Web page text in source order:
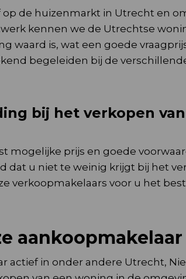
op de huizenmarkt in Utrecht en
kennen we de Utrechtse
waard is, wat een goede
begeleiden bij de
bij het verkopen
mogelijke prijs en goede
dat u niet te weinig krijgt bij het
verkoopmakelaars voor u het
aankoopmakelaar
actief in onder andere Utrecht,